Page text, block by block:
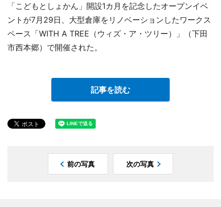
「こどもとしょかん」開設1カ月を記念したオープンイベ
ントが7月29日、大型倉庫をリノベーションしたワークス
ペース「WITH A TREE（ウィズ・ア・ツリー）」（下田
市西本郷）で開催された。
記事を読む
前の写真 次の写真